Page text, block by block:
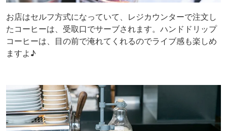
お店はセルフ方式になっていて、レジカウンターで注文し
たコーヒーは、受取口でサーブされます。ハンドドリップ
コーヒーは、目の前で淹れてくれるのでライブ感も楽しめ
ますよ♪